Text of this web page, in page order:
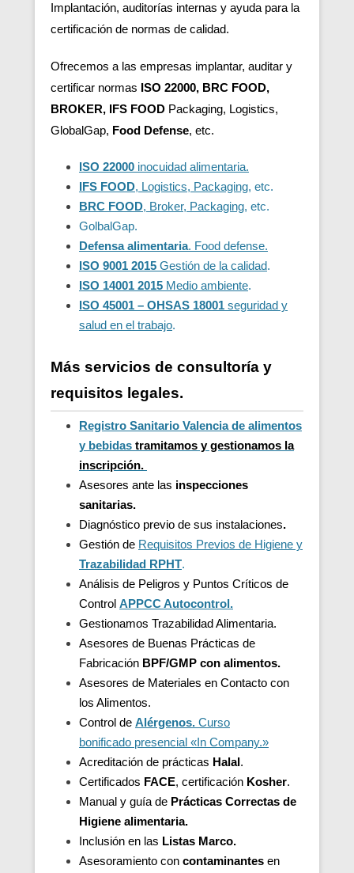
Implantación, auditorías internas y ayuda para la
certificación de normas de calidad.
Ofrecemos a las empresas implantar, auditar y
certificar normas ISO 22000, BRC FOOD,
BROKER, IFS FOOD Packaging, Logistics,
GlobalGap, Food Defense, etc.
ISO 22000 inocuidad alimentaria.
IFS FOOD, Logistics, Packaging, etc.
BRC FOOD, Broker, Packaging, etc.
GolbalGap.
Defensa alimentaria. Food defense.
ISO 9001 2015 Gestión de la calidad.
ISO 14001 2015 Medio ambiente.
ISO 45001 – OHSAS 18001 seguridad y
salud en el trabajo.
Más servicios de consultoría y
requisitos legales.
Registro Sanitario Valencia de alimentos
y bebidas tramitamos y gestionamos la
inscripción.
Asesores ante las inspecciones
sanitarias.
Diagnóstico previo de sus instalaciones.
Gestión de Requisitos Previos de Higiene y
Trazabilidad RPHT.
Análisis de Peligros y Puntos Críticos de
Control APPCC Autocontrol.
Gestionamos Trazabilidad Alimentaria.
Asesores de Buenas Prácticas de
Fabricación BPF/GMP con alimentos.
Asesores de Materiales en Contacto con
los Alimentos.
Control de Alérgenos. Curso
bonificado presencial «In Company.»
Acreditación de prácticas Halal.
Certificados FACE, certificación Kosher.
Manual y guía de Prácticas Correctas de
Higiene alimentaria.
Inclusión en las Listas Marco.
Asesoramiento con contaminantes en